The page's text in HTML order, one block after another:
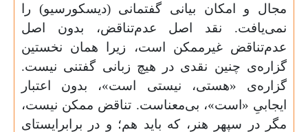
مجال و امکان بیانی گفتمانی (دیسکورسیو) را
نمی‌یافت. نقد اصل عدم‌تناقض، بدون اصل
عدم‌تناقض غیرممکن است، زیرا همان نخستین
گزاره‌ی چنین نقدی در هیچ زبانی گفتنی نیست.
گزاره‌ی «هستی، نیستی است»، بدون اعتبار
ایجابیِ «است»، بی‌معناست. تناقض ممکن نیست،
مگر در سپهر هنر، که باید هم؛ و در برابرایستای